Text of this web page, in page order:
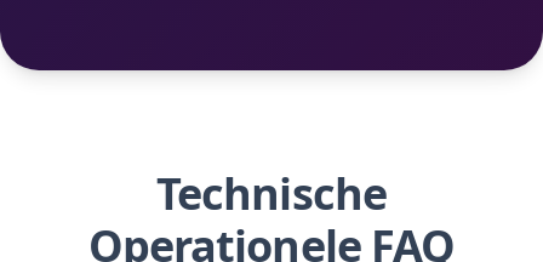
Technische
Operationele FAQ